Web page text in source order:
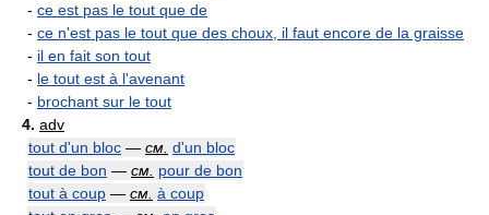
- ce est pas le tout que de
- ce n'est pas le tout que des choux, il faut encore de la graisse
- il en fait son tout
- le tout est à l'avenant
- brochant sur le tout
4. adv
tout d'un bloc — см. d'un bloc
tout de bon — см. pour de bon
tout à coup — см. à coup